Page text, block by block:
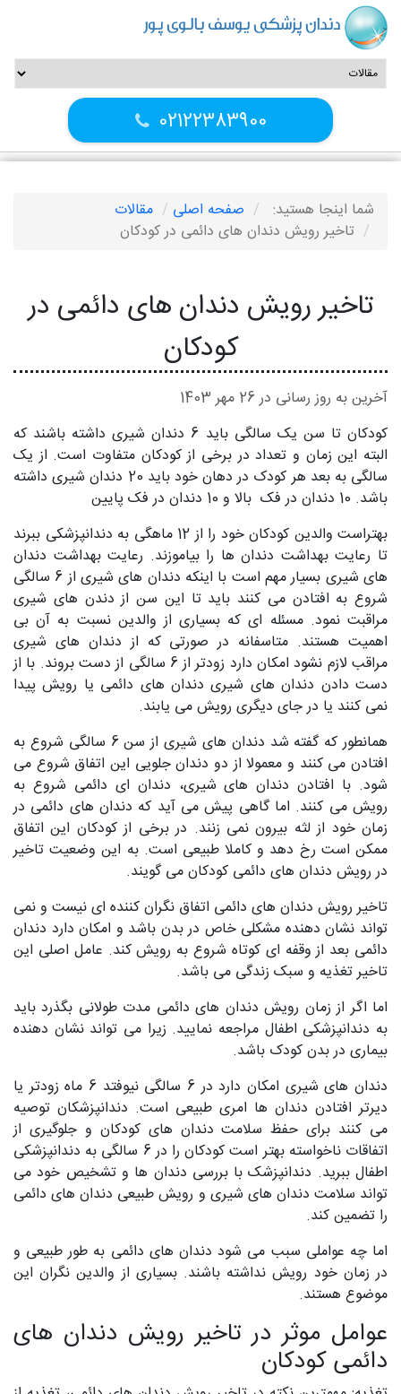
دندان پزشکی یوسف بالوی پور
02122383900
شما اینجا هستید: صفحه اصلی
مقالات
تاخیر رویش دندان های دائمی در کودکان
تاخیر رویش دندان های دائمی در
کودکان
آخرین به روز رسانی در 26 مهر 1403
کودکان تا سن یک سالگی باید 6 دندان شیری داشته باشند که
البته این زمان و تعداد در برخی از کودکان متفاوت است. از یک
سالگی به بعد هر کودک در دهان خود باید 20 دندان شیری داشته
باشد. 10 دندان در فک بالا و 10 دندان در فک پایین
بهتراست والدین کودکان خود را از 12 ماهگی به دندانپزشکی ببرند
تا رعایت بهداشت دندان ها را بیاموزند. رعایت بهداشت دندان
های شیری بسیار مهم است با اینکه دندان های شیری از 6 سالگی
شروع به افتادن می کنند باید تا این سن از دندن های شیری
مراقبت نمود. مسئله ای که بسیاری از والدین نسبت به آن بی
اهمیت هستند. متاسفانه در صورتی که از دندان های شیری
مراقب لازم نشود امکان دارد زودتر از 6 سالگی از دست بروند. با از
دست دادن دندان های شیری دندان های دائمی یا رویش پیدا
نمی کنند یا در جای دیگری رویش می یابند.
همانطور که گفته شد دندان های شیری از سن 6 سالگی شروع به
افتادن می کنند و معمولا از دو دندان جلویی این اتفاق شروع می
شود. با افتادن دندان های شیری، دندان ای دائمی شروع به
رویش می کنند. اما گاهی پیش می آید که دندان های دائمی در
زمان خود از لثه بیرون نمی زنند. در برخی از کودکان این اتفاق
ممکن است رخ دهد و کاملا طبیعی است. به این وضعیت تاخیر
در رویش دندان های دائمی کودکان می گویند.
تاخیر رویش دندان های دائمی اتفاق نگران کننده ای نیست و نمی
تواند نشان دهنده مشکلی خاص در بدن باشد و امکان دارد دندان
دائمی بعد از وقفه ای کوتاه شروع به رویش کند. عامل اصلی این
تاخیر تغذیه و سبک زندگی می باشد.
اما اگر از زمان رویش دندان های دائمی مدت طولانی بگذرد باید
به دندانپزشکی اطفال مراجعه نمایید. زیرا می تواند نشان دهنده
بیماری در بدن کودک باشد.
دندان های شیری امکان دارد در 6 سالگی نیوفتد 6 ماه زودتر یا
دیرتر افتادن دندان ها امری طبیعی است. دندانپزشکان توصیه
می کنند برای حفظ سلامت دندان های کودکان و جلوگیری از
اتفاقات ناخواسته بهتر است کودکان را در 6 سالگی به دندانپزشکی
اطفال ببرید. دندانپزشک با بررسی دندان ها و تشخیص خود می
تواند سلامت دندان های شیری و رویش طبیعی دندان های دائمی
را تضمین کند.
اما چه عواملی سبب می شود دندان های دائمی به طور طبیعی و
در زمان خود رویش نداشته باشند. بسیاری از والدین نگران این
موضوع هستند.
عوامل موثر در تاخیر رویش دندان های
دائمی کودکان